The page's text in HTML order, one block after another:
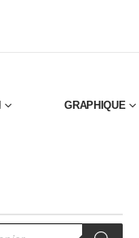
GRAPHIQUE